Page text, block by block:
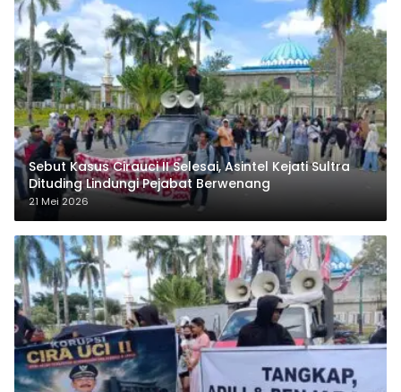
Sebut Kasus Cirauci II Selesai, Asintel Kejati Sultra
Dituding Lindungi Pejabat Berwenang
21 Mei 2026